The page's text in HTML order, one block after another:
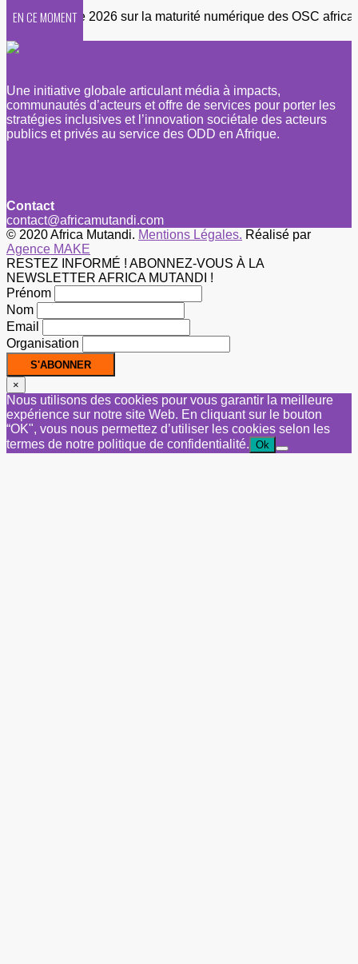
EN CE MOMENT
Enquête 2026 sur la maturité numérique des OSC africaines
Une initiative globale articulant média à impacts,
communautés d’acteurs et offre de services pour porter les
stratégies inclusives et l’innovation sociétale des acteurs
publics et privés au service des ODD en Afrique.
Contact
contact@africamutandi.com
© 2020 Africa Mutandi. Mentions Légales. Réalisé par
Agence MAKE
RESTEZ INFORMÉ ! ABONNEZ-VOUS À LA
NEWSLETTER AFRICA MUTANDI !
Prénom
Nom
Email
Organisation
×
Nous utilisons des cookies pour vous garantir la meilleure
expérience sur notre site Web. En cliquant sur le bouton
“OK", vous nous permettez d’utiliser les cookies selon les
termes de notre politique de confidentialité. Ok